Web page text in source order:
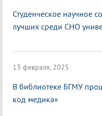
Студенческое научное
лучших среди СНО
13 февраля, 2025
В библиотеке БГМУ
код медика»